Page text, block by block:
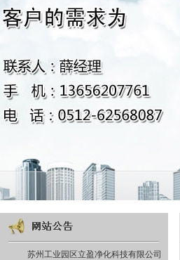
苏州工业园区立盈净化科技有限公司